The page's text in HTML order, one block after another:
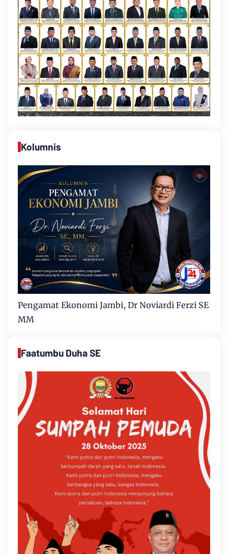
Kolumnis
Pengamat Ekonomi Jambi, Dr Noviardi Ferzi SE
MM
Faatumbu Duha SE